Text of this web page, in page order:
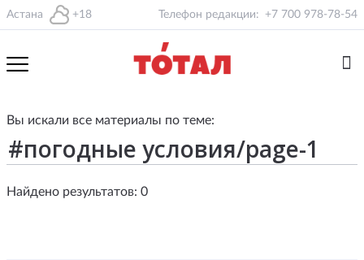
Астана +18 Телефон редакции: +7 700 978-78-54
Вы искали все материалы по теме:
Найдено результатов: 0